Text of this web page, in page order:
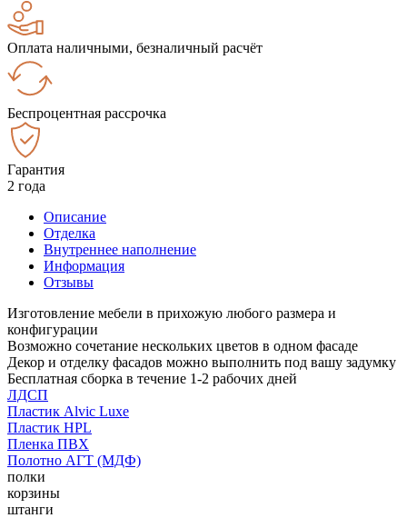
Оплата наличными, безналичный расчёт
Беспроцентная рассрочка
Гарантия
2 года
Описание
Отделка
Внутреннее наполнение
Информация
Отзывы
Изготовление мебели в прихожую любого размера и
конфигурации
Возможно сочетание нескольких цветов в одном фасаде
Декор и отделку фасадов можно выполнить под вашу задумку
Бесплатная сборка в течение 1-2 рабочих дней
ЛДСП
Пластик Alvic Luxe
Пластик HPL
Пленка ПВХ
Полотно АГТ (МДФ)
полки
корзины
штанги